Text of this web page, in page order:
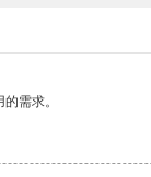
需求。